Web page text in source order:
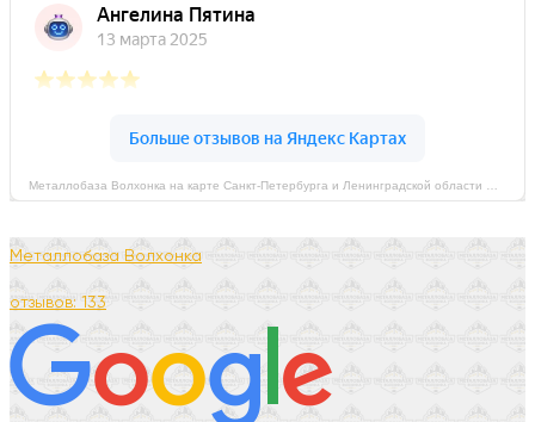
Металлобаза Волхонка
отзывов: 133